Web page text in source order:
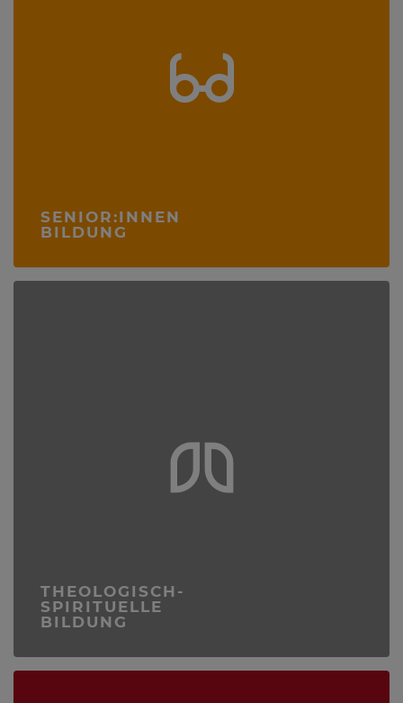
SENIOR:INNEN
BILDUNG
THEOLOGISCH-
SPIRITUELLE
BILDUNG